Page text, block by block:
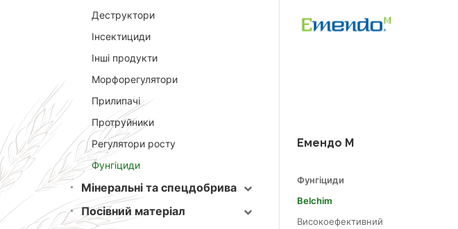
Деструктори
Інсектициди
Інші продукти
Морфорегулятори
Прилипачі
Протруйники
Регулятори росту
Фунгіциди
Мінеральні та спецдобрива
Посівний матеріал
Емендо М
Фунгіциди
Belchim
Високоефективний